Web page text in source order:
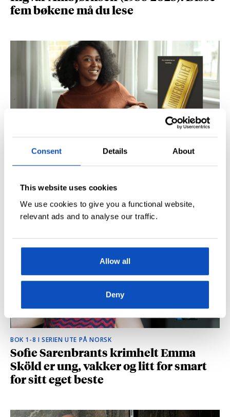
Consent Details About
This website uses cookies
We use cookies to give you a functional website,
relevant ads and to analyse our traffic.
Allow all
Deny
fem bøkene må du lese
BRITISK STJERNESKUDD
Kåret til en av Storbritannias beste
unge forfattere: – Fantastisk å høre
hvilke deler som fikk folk til å le høyt
BOK 1-8 I SERIEN UTE PÅ NORSK
Sofie Sarenbrants krimhelt Emma
Sköld er ung, vakker og litt for smart
for sitt eget beste